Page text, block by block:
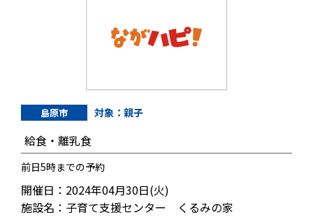
島原市 対象：親子
給食・離乳食
前日5時までの予約
開催日：2024年04月30日(火)
施設名：子育て支援センター くるみの家